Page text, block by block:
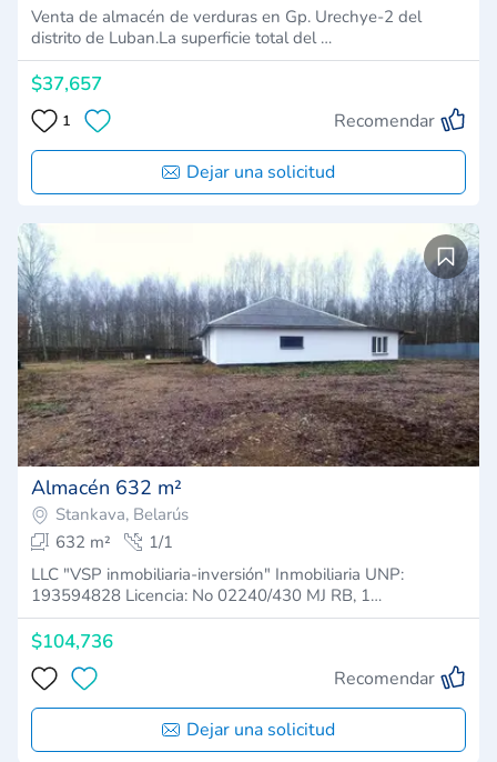
Venta de almacén de verduras en Gp. Urechye-2 del
distrito de Luban.La superficie total del …
$37,657
1 Recomendar
Dejar una solicitud
Almacén 632 m²
Stankava, Belarús
632 m²
1/1
LLC "VSP inmobiliaria-inversión" Inmobiliaria UNP:
193594828 Licencia: No 02240/430 MJ RB, 1…
$104,736
Recomendar
Dejar una solicitud